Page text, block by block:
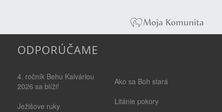
ODPORÚČAME
4. ročník Behu Kalváriou
2026 sa blíži!
Ježišove ruky
Ako sa Boh stará
Litánie pokory